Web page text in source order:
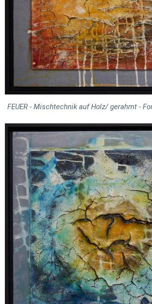
FEUER - Mischtechnik auf Holz/ gerahmt -